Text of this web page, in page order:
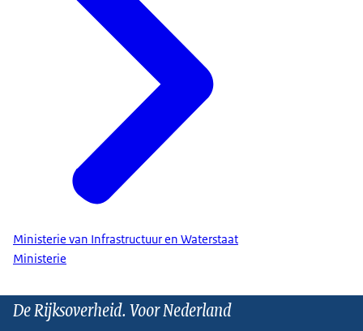
Ministerie van Infrastructuur en Waterstaat
Ministerie
De Rijksoverheid. Voor Nederland